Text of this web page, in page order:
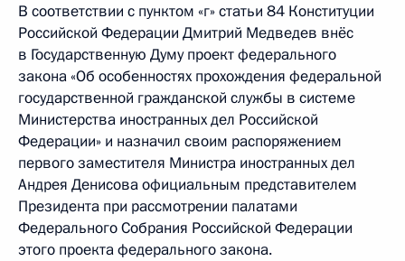
В соответствии с пунктом «г» статьи 84 Конституции
Российской Федерации Дмитрий Медведев внёс
в Государственную Думу проект федерального
закона «Об особенностях прохождения федеральной
государственной гражданской службы в системе
Министерства иностранных дел Российской
Федерации» и назначил своим распоряжением
первого заместителя Министра иностранных дел
Андрея Денисова официальным представителем
Президента при рассмотрении палатами
Федерального Собрания Российской Федерации
этого проекта федерального закона.